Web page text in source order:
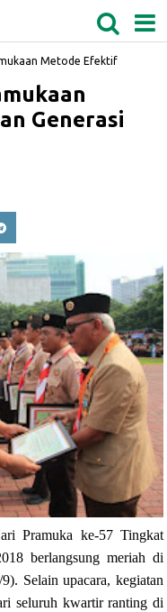
BIDANGRO
Metode Efektif
Generasi
Pramuka ke-57 Tingkat
berlangsung meriah di
Selain upacara, kegiatan
seluruh kwartir ranting di